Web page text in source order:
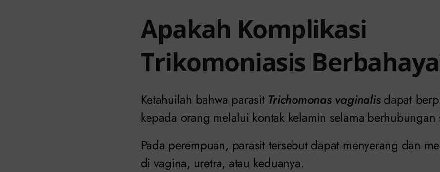
Apakah Komplikasi
Trikomoniasis
Ketahuilah bahwa parasit Trichomonas vaginalisdapat
kepada orang melalui kontak kelamin selama berhubungan
Pada perempuan, parasit tersebut dapat menyerang dan
di vagina, uretra, atau keduanya.